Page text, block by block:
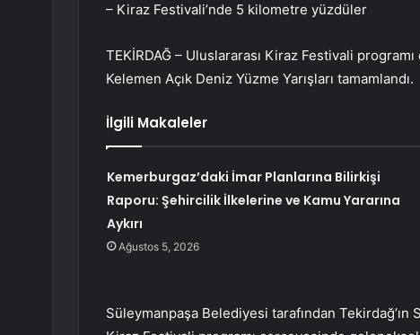
– Kiraz Festivali’nde 5 kilometre yüzdüler
TEKİRDAĞ – Uluslararası Kiraz Festivali
Kelemen Açık Deniz Yüzme Yarışları tamamlandı.
İlgili Makaleler
Kemerburgaz’daki İmar Planlarına Bilirkişi
Raporu: Şehircilik İlkelerine ve Kamu Yararına
Aykırı
Ağustos 5, 2026
Süleymanpaşa Belediyesi tarafından